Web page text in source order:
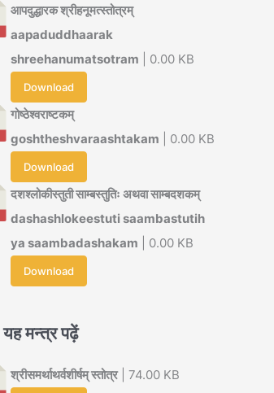
आपदुद्धारक श्रीहनूमत्स्तोत्रम्
aapaduddhaarak
shreehanumatsotram | 0.00 KB
Download
गोष्ठेश्वराष्टकम्
goshtheshvaraashtakam | 0.00 KB
Download
दशश्लोकीस्तुती साम्बस्तुतिः अथवा साम्बदशकम्
dashashlokeestuti saambastutih
ya saambadashakam | 0.00 KB
Download
मन्त्र पढ़ें
श्रीसमर्थाथर्वशीर्षम् स्तोत्र| 74.00 KB